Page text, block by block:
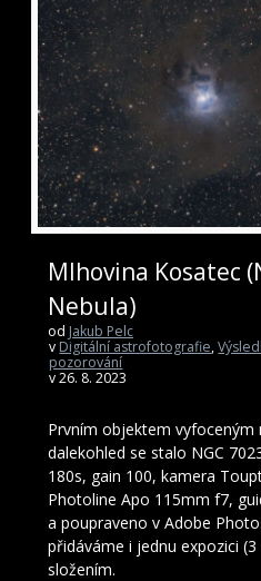
Mlhovina Kosatec
Nebula)
od Jakub Pelc
v Digitální astrofotografie,
pozorování
v 26. 8. 2023
Prvním objektem vyfoceným
dalekohled se stalo NGC
180s, gain 100, kamera
Photoline Apo 115mm f7,
a poupraveno v Adobe
přidáváme i jednu expozici
složením.